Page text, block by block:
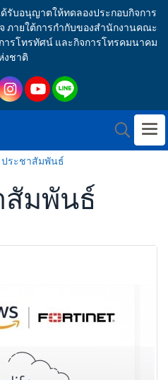
รับอนุญาตให้ทดลองประกอบกิจการ
ภายใต้การกำกับของสำนักงานคณะ
ารโทรทัศน์ และกิจการโทรคมนาคม
งชาติ
ประชาสัมพันธ์
สัมพันธ์